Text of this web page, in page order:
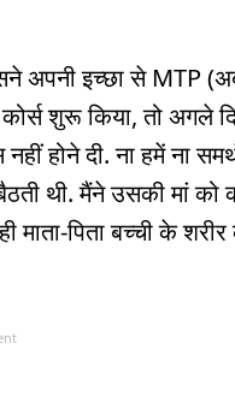
अपनी इच्छा से MTP
शुरू किया, तो अगले
होने दी. ना हमें ना
थी. मैंने उसकी मां
पिता बच्ची के शरीर